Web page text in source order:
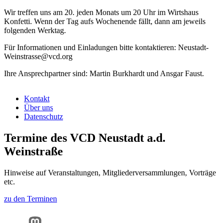
Wir treffen uns am 20. jeden Monats um 20 Uhr im Wirtshaus
Konfetti. Wenn der Tag aufs Wochenende fällt, dann am jeweils
folgenden Werktag.
Für Informationen und Einladungen bitte kontaktieren: Neustadt-
Weinstrasse@vcd.org
Ihre Ansprechpartner sind: Martin Burkhardt und Ansgar Faust.
Kontakt
Über uns
Datenschutz
Termine des VCD Neustadt a.d.
Weinstraße
Hinweise auf Veranstaltungen, Mitgliederversammlungen, Vorträge
etc.
zu den Terminen